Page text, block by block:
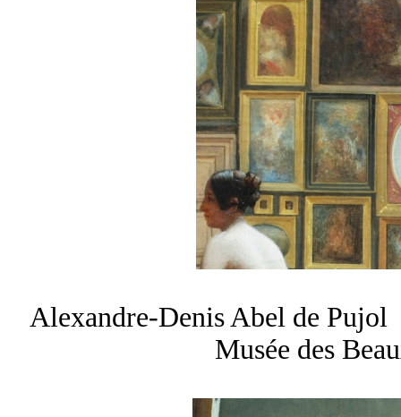
Alexandre-Denis Abel de
Musée des